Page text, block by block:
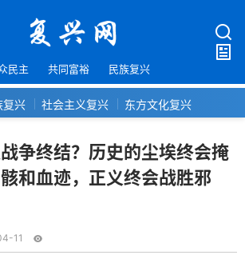
民主 共同富裕 民族复兴
复兴 社会主义复兴 东方文化复兴
争终结？历史的尘埃终会掩
和血迹，正义终会战胜邪
11